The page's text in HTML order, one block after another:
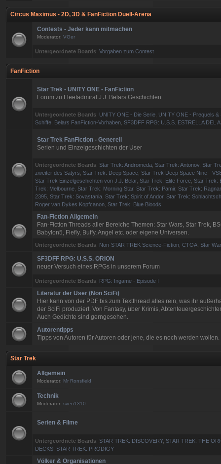
Circus Maximus - 2D, 3D & FanFiction Duell-Arena
Contests - Jeder kann mitmachen
Moderator: VGer
Untergeordnete Boards:Vorgaben zum Contest
FanFiction
Star Trek - UNITY ONE - FanFiction
Forum zu Fleetadmiral J.J. Belars Geschichten
Untergeordnete Boards: UNITY ONE - Die Serie UNITY ONE - Prequels &
Schiffe Belars FanFiction-Vorhaben ,SF3DFF RPG: U.S.S. ESTRELLA DEL
Star Trek FanFiction - Generell
Serien und Einzelgeschichten der User
Untergeordnete Boards:Star Trek: Andromeda ,Star Trek: Antonov,Star
zweiter des Satyrs ,Star Trek: Deep Space ,Star Trek Deep Space Nine -
Star Trek Einzelgeschichten von J.J. Belar,Star Trek: Elite Force ,Star Trek:
Trek: Melbourne ,Star Trek: Morning Star,Star Trek: Pamir,Star Trek:
2395 ,Star Trek: Sovastania ,Star Trek: Spirit of Andor,Star Trek:
Roger van Dykes Kopfcanon ,Star Trek: Blue Bloods
Fan-Fiction Allgemein
Fan-Fiction Threads aller Bereiche Themen: Star Wars, Star Trek,
Babylon5, Fiefly, Buffy, Angel etc. oder eigene Universen.
Untergeordnete Boards: Non-STAR TREK Science-Fiction ,CTOA ,Star
SF3DFF RPG: U.S.S. ORION
neuer Versuch eines RPGs in unserem Forum
Untergeordnete Boards: RPG: Ingame - Episode I
Literatur der User (Non SciFi)
Hier kann von der PDF bis zum Textthread alles rein, was ihr
der SciFi produziert. Von Fantasy, über Krimis,
Auch Gedichte sind gerngesehen.
Autorentipps
Tipps von Autoren für Autoren oder jene, die es noch werden wollen.
Star Trek
Allgemein
Moderator: Mr Ronsfield
Technik
Moderator: sven1310
Serien & Filme
Untergeordnete Boards:STAR TREK: DISCOVERY,STAR TREK: THE
DECKS ,STAR TREK: PRODIGY
Völker & Organisationen